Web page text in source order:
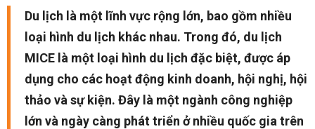
Du lịch là một lĩnh vực rộng lớn, bao gồm nhiều
loại hình du lịch khác nhau. Trong đó, du lịch
MICE là một loại hình du lịch đặc biệt, được áp
dụng cho các hoạt động kinh doanh, hội nghị, hội
thảo và sự kiện. Đây là một ngành công nghiệp
lớn và ngày càng phát triển ở nhiều quốc gia trên